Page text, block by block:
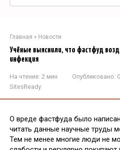
Главная » Новости
Учёные выяснили, что фастфуд
инфекция
На чтение: 2 мин Опубликовано:
SitesReady
О вреде фастфуда было
читать данные научные труды
Тем не менее многие люди не